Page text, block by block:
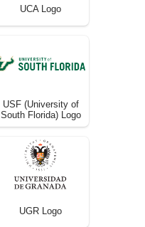
UCA Logo
USF (University of
South Florida) Logo
UGR Logo